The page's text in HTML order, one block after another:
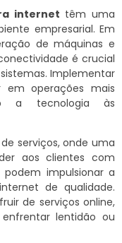
internet têm uma
empresarial. Em
de máquinas e
é crucial
Implementar
operações mais
a tecnologia às
serviços, onde uma
aos clientes com
podem impulsionar a
de qualidade.
de serviços online,
lentidão ou